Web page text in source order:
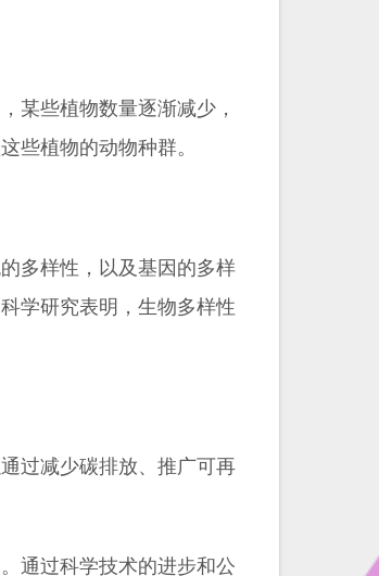
某些植物数量逐渐减少，
些植物的动物种群。
多样性，以及基因的多样
学研究表明，生物多样性
过减少碳排放、推广可再
通过科学技术的进步和公